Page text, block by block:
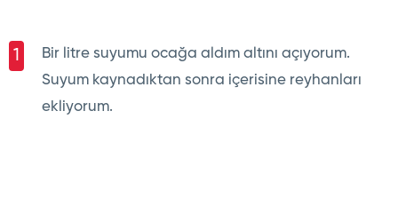
1
Bir litre suyumu ocağa aldım altını açıyorum.
Suyum kaynadıktan sonra içerisine reyhanları
ekliyorum.